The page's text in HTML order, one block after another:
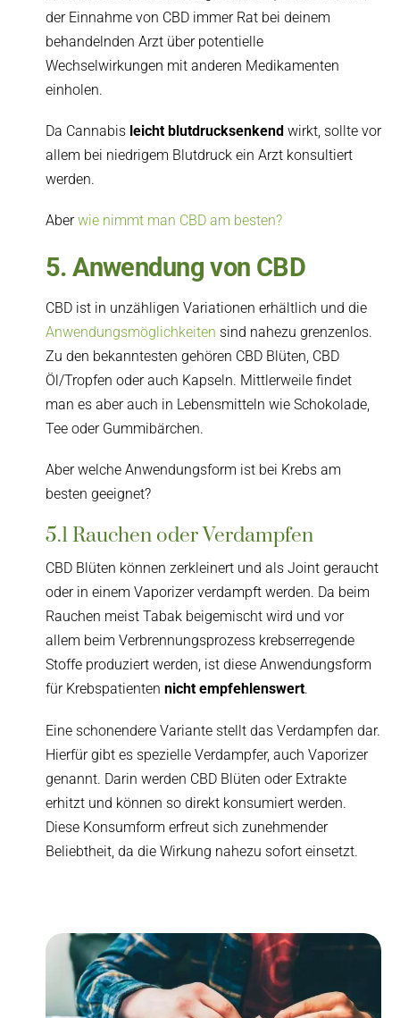
der Einnahme von CBD immer Rat bei deinem
behandelnden Arzt über potentielle
Wechselwirkungen mit anderen Medikamenten
einholen.
Da Cannabisleicht blutdrucksenkendwirkt, sollte vor
allem bei niedrigem Blutdruck ein Arzt konsultiert
werden.
Aberwie nimmt man CBD am besten?
5. Anwendung von CBD
CBD ist in unzähligen Variationen erhältlich und die
Anwendungsmöglichkeiten sind nahezu grenzenlos.
Zu den bekanntesten gehören CBD Blüten, CBD
Öl/Tropfen oder auch Kapseln. Mittlerweile findet
man es aber auch in Lebensmitteln wie Schokolade,
Tee oder Gummibärchen.
Aber welche Anwendungsform ist bei Krebs am
besten geeignet?
5.1 Rauchen oder Verdampfen
CBD Blüten können zerkleinert und als Joint geraucht
oder in einem Vaporizer verdampft werden. Da beim
Rauchen meist Tabak beigemischt wird und vor
allem beim Verbrennungsprozess krebserregende
Stoffe produziert werden, ist diese Anwendungsform
für Krebspatienten nicht empfehlenswert.
Eine schonendere Variante stellt das Verdampfen dar.
Hierfür gibt es spezielle Verdampfer, auch Vaporizer
genannt. Darin werden CBD Blüten oder Extrakte
erhitzt und können so direkt konsumiert werden.
Diese Konsumform erfreut sich zunehmender
Beliebtheit, da die Wirkung nahezu sofort einsetzt.